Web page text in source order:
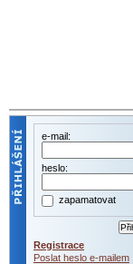
e-mail:
heslo:
zapamatovat
Registrace
Poslat heslo e-mailem